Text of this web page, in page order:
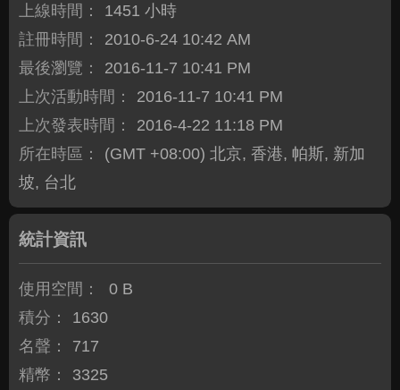
上線時間：
1451 小時
註冊時間：
2010-6-24 10:42 AM
最後瀏覽：
2016-11-7 10:41 PM
上次活動時間：
2016-11-7 10:41 PM
上次發表時間：
2016-4-22 11:18 PM
所在時區：
(GMT +08:00) 北京, 香港, 帕斯, 新加
坡, 台北
統計資訊
使用空間：
0 B
積分：
1630
名聲：
717
精幣：
3325